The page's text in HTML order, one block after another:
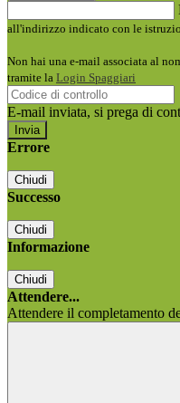
all'indirizzo indicato con le
Non hai una e-mail associata al
tramite la Login Spaggiari
E-mail inviata, si prega di
Errore
Chiudi
Successo
Chiudi
Informazione
Chiudi
Attendere...
Attendere il completamento